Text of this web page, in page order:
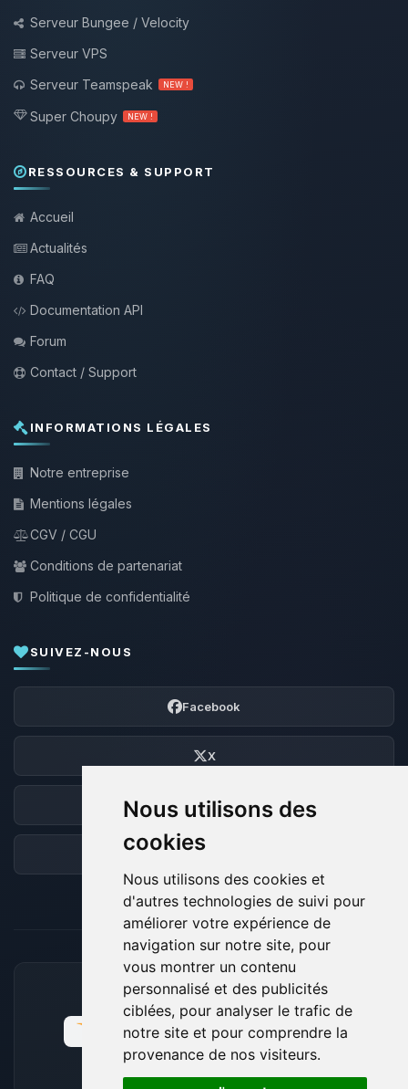
Nous utilisons des
cookies
Nous utilisons des cookies et
d'autres technologies de suivi pour
améliorer votre expérience de
navigation sur notre site, pour
vous montrer un contenu
personnalisé et des publicités
ciblées, pour analyser le trafic de
notre site et pour comprendre la
provenance de nos visiteurs.
Serveur Bungee / Velocity
Serveur VPS
Serveur Teamspeak
NEW !
Super Choupy NEW !
RESSOURCES & SUPPORT
Accueil
Actualités
FAQ
Documentation API
Forum
Contact / Support
INFORMATIONS LÉGALES
Notre entreprise
Mentions légales
CGV / CGU
Conditions de partenariat
Politique de confidentialité
SUIVEZ-NOUS
Facebook
X
Discord
Forum
MOYENS DE PAIEMENT ACCEPTÉS